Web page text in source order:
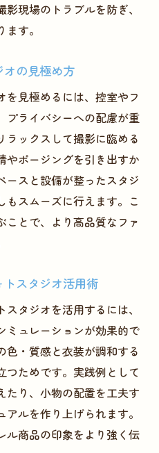
限活かすレイアウト
ォトスタジオを使う利
ョン写真に与える影響
スタジオ利用術
スムーズな撮影進行の
タジオ機材活用ポイン
い現場づくりのコツ
できるフォトスタジオ
衣室やメイクルーム活
ぐフォトスタジオ準備
探す際の着眼点
オ選びで注目すべき点
現場のトラブルを防ぎ、
す。
の見極め方
を見極めるには、控室やフ
プライバシーへの配慮が重
ラックスして撮影に臨める
やポージングを引き出すか
ースと設備が整ったスタジ
もスムーズに行えます。こ
ことで、より高品質なファ
スタジオ活用術
タジオを活用するには、
ミュレーションが効果的で
色・質感と衣装が調和する
つためです。実践例として
たり、小物の配置を工夫す
ルを作り上げられます。
ル商品の印象をより強く伝